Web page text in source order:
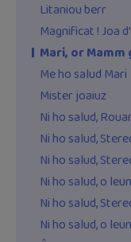
Litaniou berr
Magnificat ! Joa
Mari, or
Me ho salud Mari
Mister joaiuz
Ni ho salud,
Ni ho salud,
Ni ho salud,
Ni ho salud, o
Ni ho salud,
Ni ho salud, o